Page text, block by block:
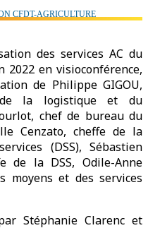
CFDT-AGRICULTURE
des services AC du
2022 en visioconférence,
de Philippe GIGOU,
la logistique et du
chef de bureau du
Cenzato, cheffe de la
(DSS), Sébastien
de la DSS, Odile-Anne
moyens et des services
Stéphanie Clarenc et